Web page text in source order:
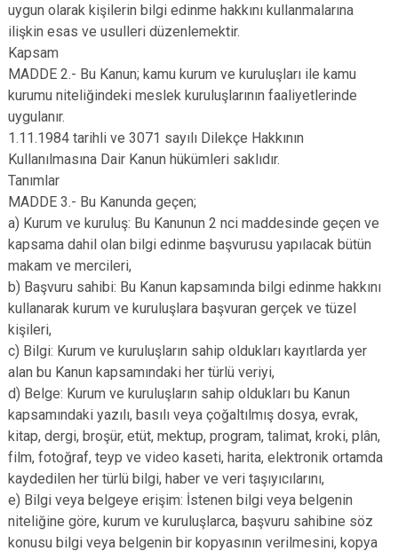
Evren
Gölbaşı
Güdül
Yenimahalle
uygun olarak kişilerin bilgi edinme hakkını kullanmalarına
ilişkin esas ve usulleri düzenlemektir.
Kapsam
MADDE 2.- Bu Kanun; kamu kurum ve kuruluşları ile kamu
kurumu niteliğindeki meslek kuruluşlarının faaliyetlerinde
uygulanır.
1.11.1984 tarihli ve 3071 sayılı Dilekçe Hakkının
Kullanılmasına Dair Kanun hükümleri saklıdır.
Tanımlar
MADDE 3.- Bu Kanunda geçen;
a) Kurum ve kuruluş: Bu Kanunun 2 nci maddesinde geçen ve
kapsama dahil olan bilgi edinme başvurusu yapılacak bütün
makam ve mercileri,
b) Başvuru sahibi: Bu Kanun kapsamında bilgi edinme hakkını
kullanarak kurum ve kuruluşlara başvuran gerçek ve tüzel
kişileri,
c) Bilgi: Kurum ve kuruluşların sahip oldukları kayıtlarda yer
alan bu Kanun kapsamındaki her türlü veriyi,
d) Belge: Kurum ve kuruluşların sahip oldukları bu Kanun
kapsamındaki yazılı, basılı veya çoğaltılmış dosya, evrak,
kitap, dergi, broşür, etüt, mektup, program, talimat, kroki, plân,
film, fotoğraf, teyp ve video kaseti, harita, elektronik ortamda
kaydedilen her türlü bilgi, haber ve veri taşıyıcılarını,
e) Bilgi veya belgeye erişim: İstenen bilgi veya belgenin
niteliğine göre, kurum ve kuruluşlarca, başvuru sahibine söz
konusu bilgi veya belgenin bir kopyasının verilmesini, kopya